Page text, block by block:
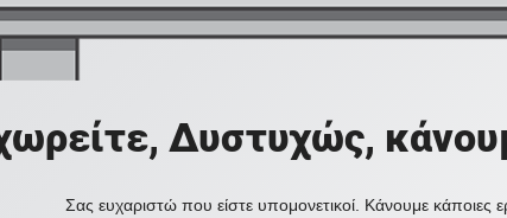
Δυστυχώς,
Σας ευχαριστώ που είστε υπομονετικοί. Κάνουμε κάποιες